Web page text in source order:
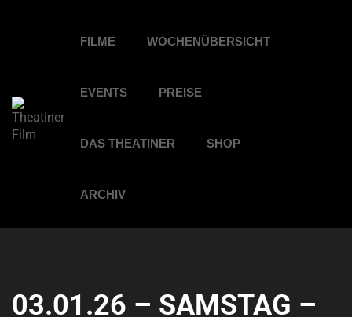
FILME WOCHENÜBERSICHT
EVENTS PREISE
DAS THEATINER SHOP
ARCHIV
03.01.26 – SAMSTAG –